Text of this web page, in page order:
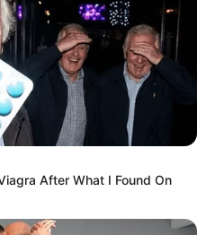
After What I Found On